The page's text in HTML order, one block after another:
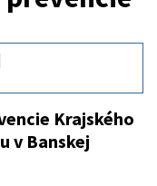
Krajského
v Banskej